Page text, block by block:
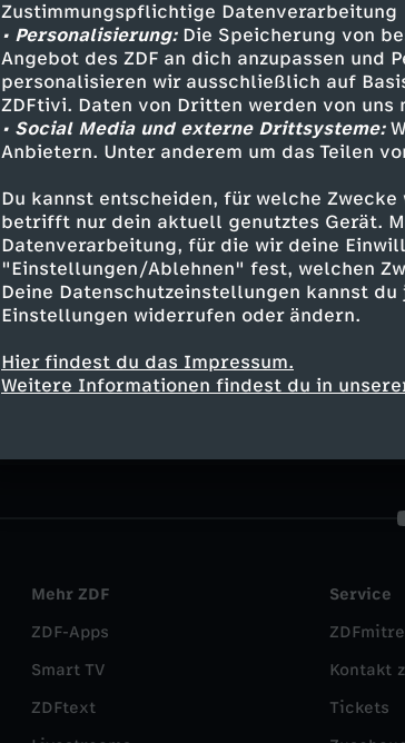
Zustimmungspflichtige Datenverarbeitung
• Personalisierung:Die Speicherung von
Angebot des ZDF an dich anzupassen und
personalisieren wir ausschließlich auf
ZDFtivi. Daten von Dritten werden von uns
• Social Media und externe Drittsysteme:
Anbietern. Unter anderem um das Teilen
Du kannst entscheiden, für welche
betrifft nur dein aktuell genutztes Gerät.
Datenverarbeitung, für die wir deine
"Einstellungen/Ablehnen" fest, welchen
Deine Datenschutzeinstellungen kannst
Einstellungen widerrufen oder ändern.
Hier findest du das Impressum.
Weitere Informationen findest du in
Ähnliche Inhalte
Nachrichten Magazin
Deutsche Gebärdensprache
Hier gibt's mehr logo!
logo.de im Web
Kommentieren, Mitmach-Aktionen,
aktuelle Nachrichten für euch!
External Link
Mehr ZDF
ZDF-Apps
Smart TV
ZDFtext
Service
Kontakt
Tickets